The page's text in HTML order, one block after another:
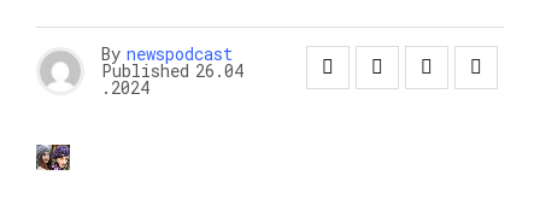
By newspodcast
Published 26.04
.2024